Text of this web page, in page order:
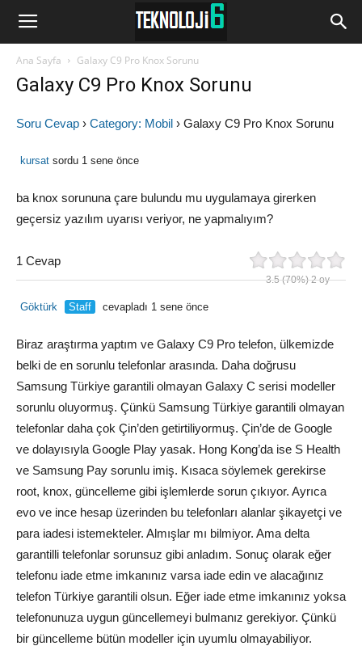
www.Teknoloji6.com
Ana Sayfa Galaxy C9 Pro Knox Sorunu
Galaxy C9 Pro Knox Sorunu
Soru Cevap › Category: Mobil › Galaxy C9 Pro Knox Sorunu
kursat sordu 1 sene önce
ba knox sorununa çare bulundu mu uygulamaya girerken
geçersiz yazılım uyarısı veriyor, ne yapmalıyım?
3.5(70%)2oy
1 Cevap
Göktürk Staff cevapladı 1 sene önce
Biraz araştırma yaptım ve Galaxy C9 Pro telefon, ülkemizde
belki de en sorunlu telefonlar arasında. Daha doğrusu
Samsung Türkiye garantili olmayan Galaxy C serisi modeller
sorunlu oluyormuş. Çünkü Samsung Türkiye garantili olmayan
telefonlar daha çok Çin’den getirtiliyormuş. Çin’de de Google
ve dolayısıyla Google Play yasak. Hong Kong’da ise S Health
ve Samsung Pay sorunlu imiş. Kısaca söylemek gerekirse
root, knox, güncelleme gibi işlemlerde sorun çıkıyor. Ayrıca
evo ve ince hesap üzerinden bu telefonları alanlar şikayetçi ve
para iadesi istemekteler. Almışlar mı bilmiyor. Ama delta
garantilli telefonlar sorunsuz gibi anladım. Sonuç olarak eğer
telefonu iade etme imkanınız varsa iade edin ve alacağınız
telefon Türkiye garantili olsun. Eğer iade etme imkanınız yoksa
telefonunuza uygun güncellemeyi bulmanız gerekiyor. Çünkü
bir güncelleme bütün modeller için uyumlu olmayabiliyor.